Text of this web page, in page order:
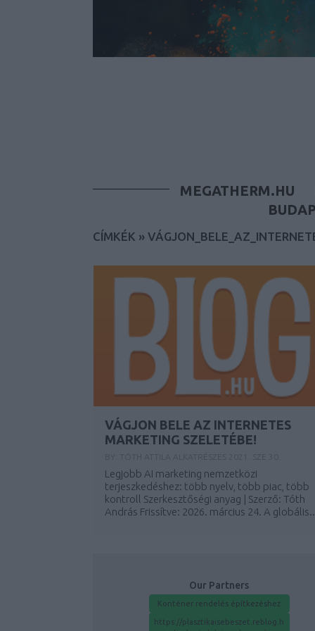
MEGATHERM.HU
CÍMKÉK »
VÁGJON BELE AZ INTERNETES
MARKETING SZELETÉBE!
Legjobb AI marketing nemzetközi
terjeszkedéshez: több nyelv, több piac, több
kontroll Szerkesztőségi anyag | Szerző: Tóth
András Frissítve: 2026. március 24. A
Our Partners
Konténer rendelés építkezéshez
https://plasztikaisebeszet.reblog.h